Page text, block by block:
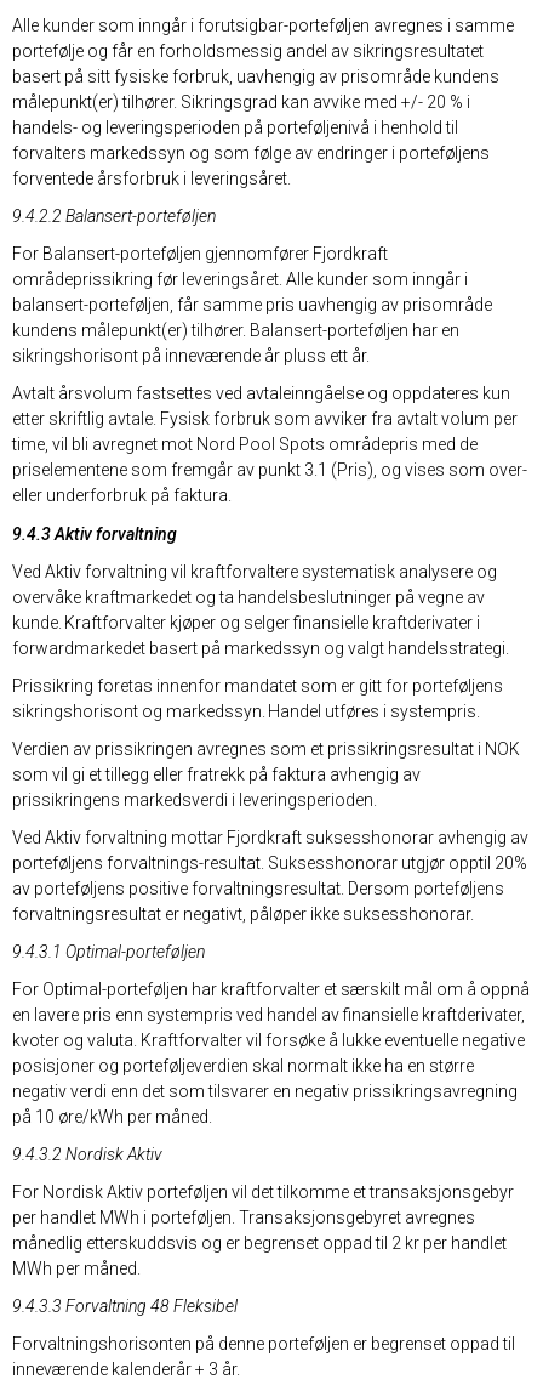
Alle kunder som inngår i forutsigbar-porteføljen avregnes i samme
portefølje og får en forholdsmessig andel av sikringsresultatet
basert på sitt fysiske forbruk, uavhengig av prisområde kundens
målepunkt(er) tilhører. Sikringsgrad kan avvike med +/- 20 % i
handels- og leveringsperioden på porteføljenivå i henhold til
forvalters markedssyn og som følge av endringer i porteføljens
forventede årsforbruk i leveringsåret.
9.4.2.2 Balansert-porteføljen
For Balansert-porteføljen gjennomfører Fjordkraft
områdeprissikring før leveringsåret. Alle kunder som inngår i
balansert-porteføljen, får samme pris uavhengig av prisområde
kundens målepunkt(er) tilhører. Balansert-porteføljen har en
sikringshorisont på inneværende år pluss ett år.
Avtalt årsvolum fastsettes ved avtaleinngåelse og oppdateres kun
etter skriftlig avtale. Fysisk forbruk som avviker fra avtalt volum per
time, vil bli avregnet mot Nord Pool Spots områdepris med de
priselementene som fremgår av punkt 3.1 (Pris), og vises som over-
eller underforbruk på faktura.
9.4.3 Aktiv forvaltning
Ved Aktiv forvaltning vil kraftforvaltere systematisk analysere og
overvåke kraftmarkedet og ta handelsbeslutninger på vegne av
kunde. Kraftforvalter kjøper og selger finansielle kraftderivater i
forwardmarkedet basert på markedssyn og valgt handelsstrategi.
Prissikring foretas innenfor mandatet som er gitt for porteføljens
sikringshorisont og markedssyn. Handel utføres i systempris.
Verdien av prissikringen avregnes som et prissikringsresultat i NOK
som vil gi et tillegg eller fratrekk på faktura avhengig av
prissikringens markedsverdi i leveringsperioden.
Ved Aktiv forvaltning mottar Fjordkraft suksesshonorar avhengig av
porteføljens forvaltnings-resultat. Suksesshonorar utgjør opptil 20%
av porteføljens positive forvaltningsresultat. Dersom porteføljens
forvaltningsresultat er negativt, påløper ikke suksesshonorar.
9.4.3.1 Optimal-porteføljen
For Optimal-porteføljen har kraftforvalter et særskilt mål om å oppnå
en lavere pris enn systempris ved handel av finansielle kraftderivater,
kvoter og valuta. Kraftforvalter vil forsøke å lukke eventuelle negative
posisjoner og porteføljeverdien skal normalt ikke ha en større
negativ verdi enn det som tilsvarer en negativ prissikringsavregning
på 10 øre/kWh per måned.
9.4.3.2 Nordisk Aktiv
For Nordisk Aktiv porteføljen vil det tilkomme et transaksjonsgebyr
per handlet MWh i porteføljen. Transaksjonsgebyret avregnes
månedlig etterskuddsvis og er begrenset oppad til 2 kr per handlet
MWh per måned.
9.4.3.3 Forvaltning 48 Fleksibel
Forvaltningshorisonten på denne porteføljen er begrenset oppad til
inneværende kalenderår + 3 år.